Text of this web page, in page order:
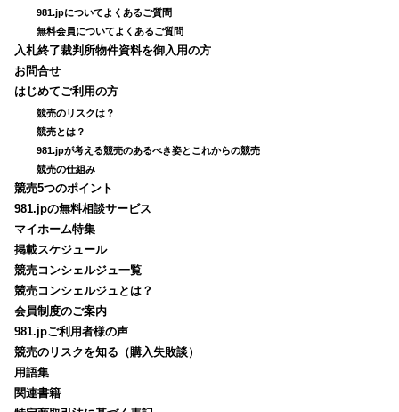
981.jpについてよくあるご質問
無料会員についてよくあるご質問
入札終了裁判所物件資料を御入用の方
お問合せ
はじめてご利用の方
競売のリスクは？
競売とは？
981.jpが考える競売のあるべき姿とこれからの競売
競売の仕組み
競売5つのポイント
981.jpの無料相談サービス
マイホーム特集
掲載スケジュール
競売コンシェルジュ一覧
競売コンシェルジュとは？
会員制度のご案内
981.jpご利用者様の声
競売のリスクを知る（購入失敗談）
用語集
関連書籍